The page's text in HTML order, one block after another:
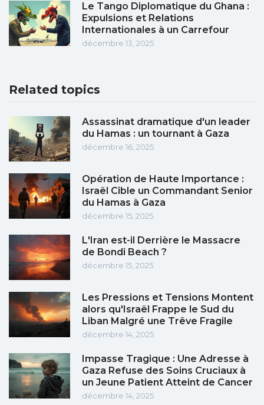
Le Tango Diplomatique du Ghana :
Expulsions et Relations
Internationales à un Carrefour
décembre 13, 2025
Related topics
Assassinat dramatique d'un leader
du Hamas : un tournant à Gaza
décembre 16, 2025
Opération de Haute Importance :
Israël Cible un Commandant Senior
du Hamas à Gaza
décembre 15, 2025
L'Iran est-il Derrière le Massacre
de Bondi Beach ?
décembre 15, 2025
Les Pressions et Tensions Montent
alors qu'Israël Frappe le Sud du
Liban Malgré une Trêve Fragile
décembre 14, 2025
Impasse Tragique : Une Adresse à
Gaza Refuse des Soins Cruciaux à
un Jeune Patient Atteint de Cancer
décembre 14, 2025